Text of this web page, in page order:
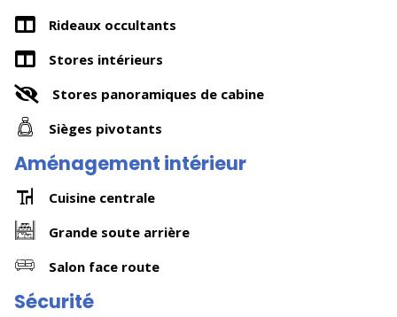
Rideaux occultants
Stores intérieurs
Stores panoramiques de cabine
Sièges pivotants
Aménagement intérieur
Cuisine centrale
Grande soute arrière
Salon face route
Sécurité